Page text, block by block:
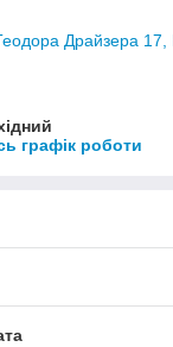
Драйзера 17,
графік роботи